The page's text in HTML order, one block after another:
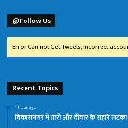
@Follow Us
Error Can not Get Tweets, Incorrect
Recent Topics
1 hour ago
विकासनगर में तारों और दीवार के सहारे